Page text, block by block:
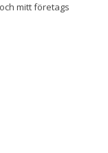
mitt företags